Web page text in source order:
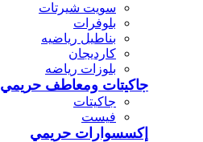
سويت شيرتات
بلوفرات
بناطيل رياضيه
كارديجان
بلوزات رياضه
جاكيتات ومعاطف حريمي
جاكيتات
فيست
إكسسوارات حريمي